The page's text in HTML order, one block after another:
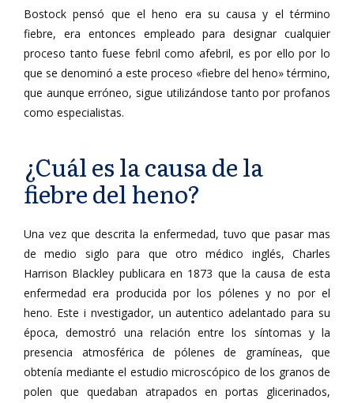
Bostock pensó que el heno era su causa y el término
fiebre, era entonces empleado para designar cualquier
proceso tanto fuese febril como afebril, es por ello por lo
que se denominó a este proceso «fiebre del heno» término,
que aunque erróneo, sigue utilizándose tanto por profanos
como especialistas.
¿Cuál es la causa de la
fiebre del heno?
Una vez que descrita la enfermedad, tuvo que pasar mas
de medio siglo para que otro médico inglés, Charles
Harrison Blackley publicara en 1873 que la causa de esta
enfermedad era producida por los pólenes y no por el
heno. Este i nvestigador, un autentico adelantado para su
época, demostró una relación entre los síntomas y la
presencia atmosférica de pólenes de gramíneas, que
obtenía mediante el estudio microscópico de los granos de
polen que quedaban atrapados en portas glicerinados,